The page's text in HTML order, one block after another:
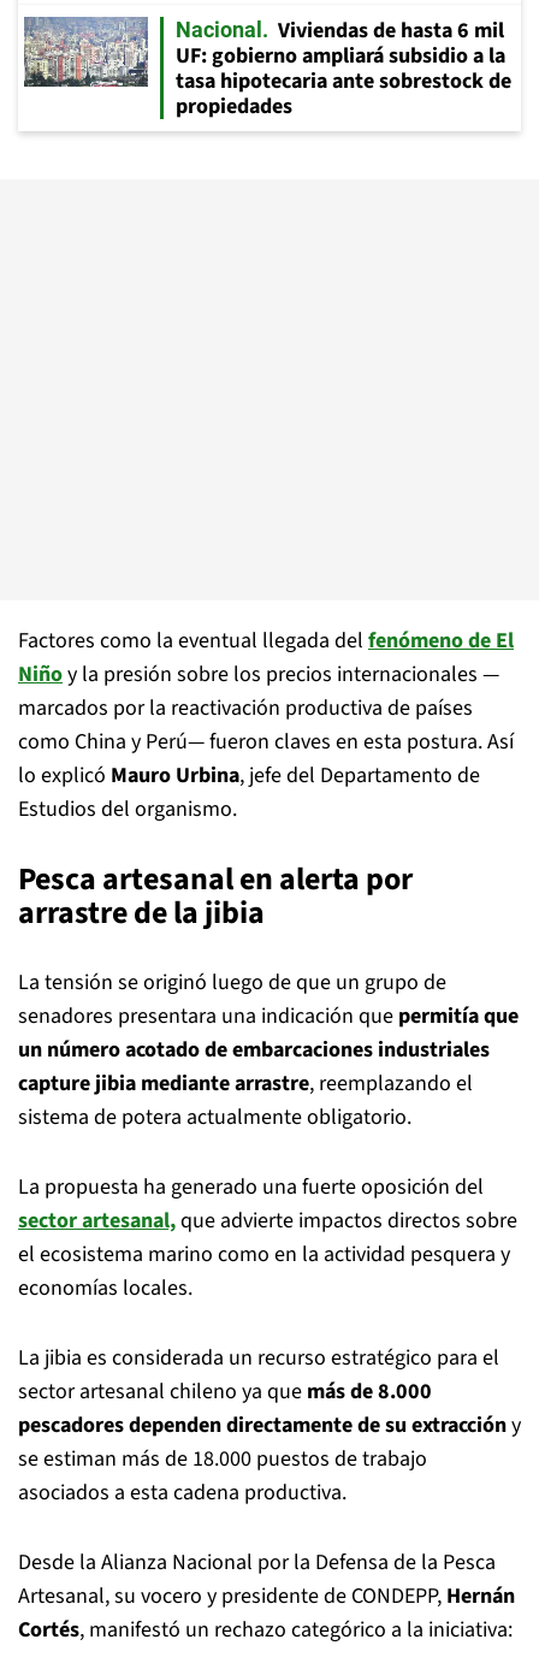
Nacional
Viviendas de hasta 6 mil
UF: gobierno ampliará subsidio a la
tasa hipotecaria ante sobrestock de
propiedades
Factores como la eventual llegada del fenómeno de El
Niñoy la presión sobre los precios internacionales —
marcados por la reactivación productiva de países
como China y Perú— fueron claves en esta postura. Así
lo explicó Mauro Urbina, jefe del Departamento de
Estudios del organismo.
Pesca artesanal en alerta por
arrastre de la jibia
La tensión se originó luego de que un grupo de
senadores presentara una indicación que permitía que
un número acotado de embarcaciones industriales
capture jibia mediante arrastre, reemplazando el
sistema de potera actualmente obligatorio.
La propuesta ha generado una fuerte oposición del
sector artesanal,que advierte impactos directos sobre
el ecosistema marino como en la actividad pesquera y
economías locales.
La jibia es considerada un recurso estratégico para el
sector artesanal chileno ya que más de 8.000
pescadores dependen directamente de su extraccióny
se estiman más de 18.000 puestos de trabajo
asociados a esta cadena productiva.
Desde la Alianza Nacional por la Defensa de la Pesca
Artesanal, su vocero y presidente de CONDEPP, Hernán
Cortés, manifestó un rechazo categórico a la iniciativa: